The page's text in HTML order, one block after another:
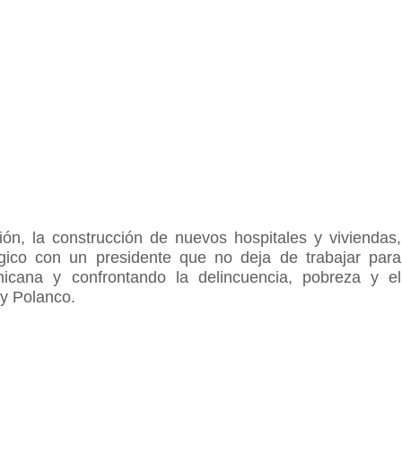
la construcción de nuevos hospitales y viviendas,
con un presidente que no deja de trabajar para
y confrontando la delincuencia, pobreza y el
Polanco.